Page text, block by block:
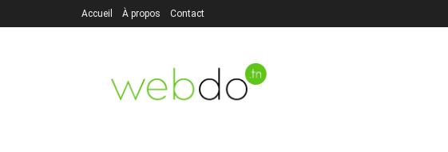
Accueil À propos Contact